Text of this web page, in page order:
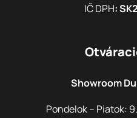
IČ DPH:
Showroom
Pondelok – Piatok: